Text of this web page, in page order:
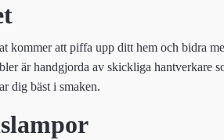
att piffa upp ditt hem och bidra
är handgjorda av skickliga hantverkare
dig bäst i smaken.